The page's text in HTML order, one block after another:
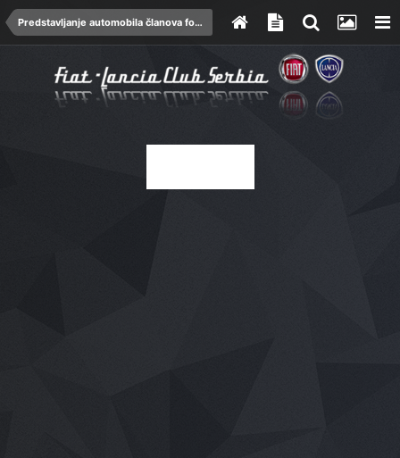
Predstavljanje automobila članova foruma